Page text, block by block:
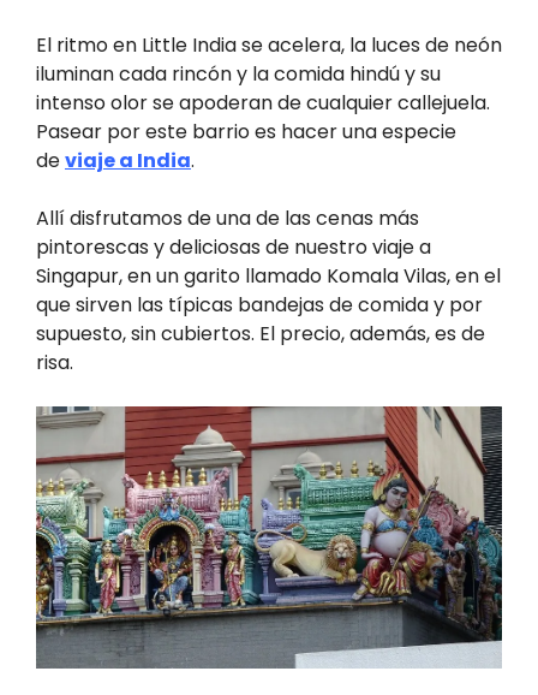
El ritmo en Little India se acelera, la luces de neón
iluminan cada rincón y la comida hindú y su
intenso olor se apoderan de cualquier callejuela.
Pasear por este barrio es hacer una especie
deviaje a India.
Allí disfrutamos de una de las cenas más
pintorescas y deliciosas de nuestro viaje a
Singapur, en un garito llamado Komala Vilas, en el
que sirven las típicas bandejas de comida y por
supuesto, sin cubiertos. El precio, además, es de
risa.